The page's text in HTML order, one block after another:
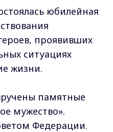
юбилейная
проявивших
ситуациях
жизни.
памятные
мужество».
Федерации.